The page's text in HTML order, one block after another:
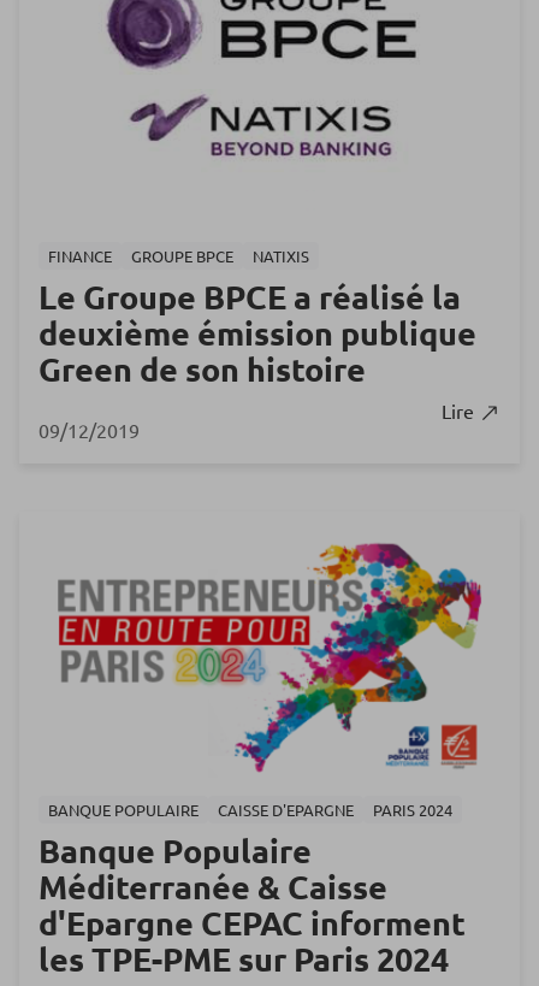
FINANCE GROUPE BPCE NATIXIS
Le Groupe BPCE a réalisé la
deuxième émission publique
Green de son histoire
09/12/2019
Lire
BANQUE POPULAIRE CAISSE D'EPARGNE PARIS 2024
Banque Populaire
Méditerranée & Caisse
d'Epargne CEPAC informent
les TPE-PME sur Paris 2024